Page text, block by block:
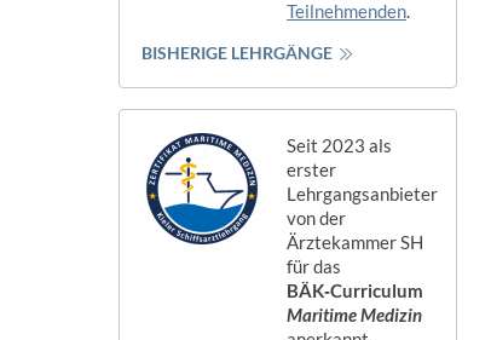
Teilnehmenden
BISHERIGE LEHRGÄNGE
Seit 2023 als
erster
Lehrgangsanbieter
von der
Ärztekammer SH
für das
BÄK‑Curriculum
Maritime Medizin